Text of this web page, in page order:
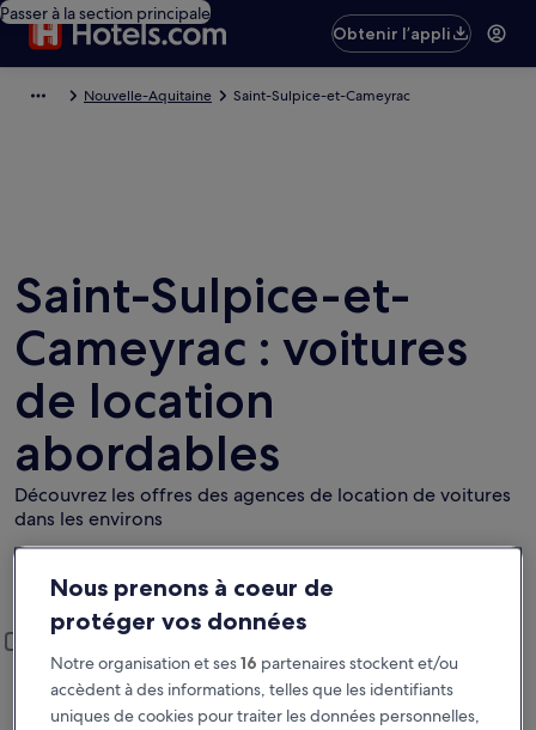
Passer à la section principale
Obtenir l’appli
Nouvelle-Aquitaine Saint-Sulpice-et-Cameyrac
Saint-Sulpice-et-
Cameyrac : voitures
de location
abordables
Découvrez les offres des agences de location de voitures
dans les environs
Saint-Sulpice-et-Cameyrac
Lieu de prise en charge et restitution
Prise en charge
22 août
Restitution
23 août
Nous prenons à coeur de
protéger vos données
Notre organisation et ses16 partenaires stockent et/ou
accèdent à des informations, telles que les identifiants
uniques de cookies pour traiter les données personnelles,